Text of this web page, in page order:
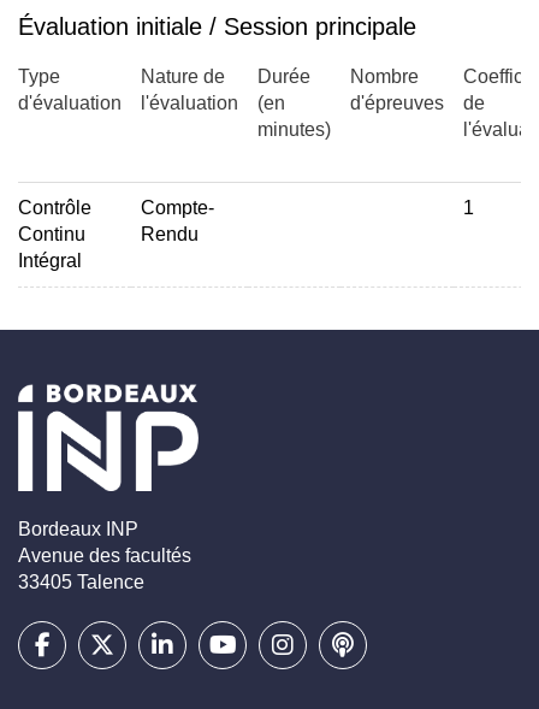
Évaluation initiale / Session principale
Type
d'évaluation
Nature de
l'évaluation
Durée
(en
minutes)
Nombre
d'épreuves
de
Contrôle
Continu
Intégral
Compte-
Rendu
1
Bordeaux INP
Avenue des facultés
33405 Talence